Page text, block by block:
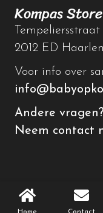
Kompas
2012 ED
Voor info over
Andere vragen?
Neem contact
©